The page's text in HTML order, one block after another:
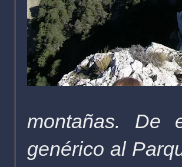
montañas. De
genérico al